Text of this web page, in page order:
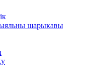
шарыкавы